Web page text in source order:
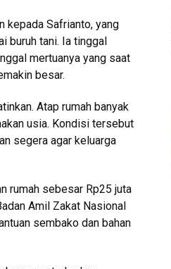
kepada Safrianto, yang
buruh tani. Ia tinggal
mertuanya yang saat
besar.
Atap rumah banyak
usia. Kondisi tersebut
segera agar keluarga
rumah sebesar Rp25 juta
Amil Zakat Nasional
sembako dan bahan